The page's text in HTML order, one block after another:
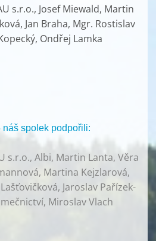
s.r.o., Josef Miewald, Martin
Jan Braha, Mgr. Rostislav
Ondřej Lamka
náš spolek podpořili:
s.r.o., Albi, Martin Lanta, Věra
Martina Kejzlarová,
Jaroslav Pařízek-
Miroslav Vlach